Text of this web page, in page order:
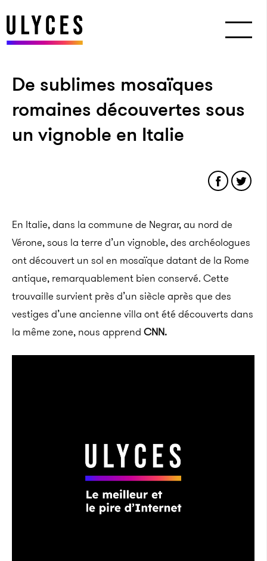
De sublimes mosaïques
romaines découvertes sous
un vignoble en Italie
En Italie, dans la commune de Negrar, au nord de
Vérone, sous la terre d’un vignoble, des archéologues
ont découvert un sol en mosaïque datant de la Rome
antique, remarquablement bien conservé. Cette
trouvaille survient près d’un siècle après que des
vestiges d’une ancienne villa ont été découverts dans
la même zone, nous apprend CNN.